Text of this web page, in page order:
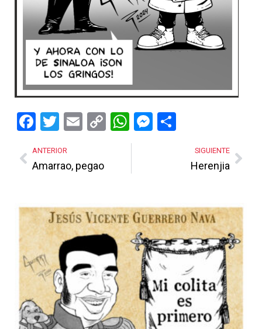
Facebook
Twitter
EmailCopy
Link
WhatsApp
Messenger
ANTERIOR
Amarrao, pegao
SIGUIENTE
Herenjia
Más Noticias